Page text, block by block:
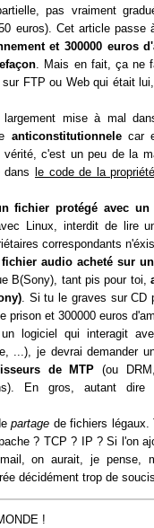
pas vraiment
euros). Cet article passe
et 300000 euros
. Mais en fait, ça ne
sur FTP ou Web qui était
mise à mal
anticonstitutionnelecar
vérité, c'est un peu de la
dans
le code de la
fichier protégé avec
Linux, interdit de lire
correspondants
fichier audio acheté sur
B(Sony), tant pis pour toi,
. Si tu le graves sur CD
prison et 300000 euros
logiciel qui interagit
...), je devrai demander
de MTP (ou
En gros, autant dire
partage de fichiers légaux.
? TCP ? IP ? Si l'on
on aurait, je pense,
décidément trop de soucis.
!